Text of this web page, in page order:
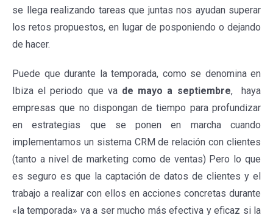
se llega realizando tareas que juntas nos ayudan superar
los retos propuestos, en lugar de posponiendo o dejando
de hacer.
Puede que durante la temporada, como se denomina en
Ibiza el periodo que va de mayo a septiembre, haya
empresas que no dispongan de tiempo para profundizar
en estrategias que se ponen en marcha cuando
implementamos un sistema CRM de relación con clientes
(tanto a nivel de marketing como de ventas) Pero lo que
es seguro es que la captación de datos de clientes y el
trabajo a realizar con ellos en acciones concretas durante
«la temporada» va a ser mucho más efectiva y eficaz si la